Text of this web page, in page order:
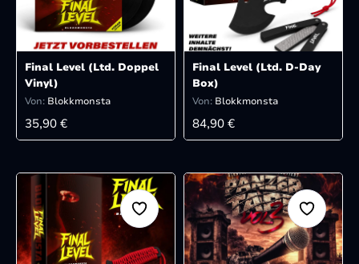
Final Level (Ltd. Doppel
Vinyl)
Von: Blokkmonsta
REGULÄRER PREIS:
35,90 €
Final Level (Ltd. D-Day
Box)
Von: Blokkmonsta
REGULÄRER PREIS:
84,90 €